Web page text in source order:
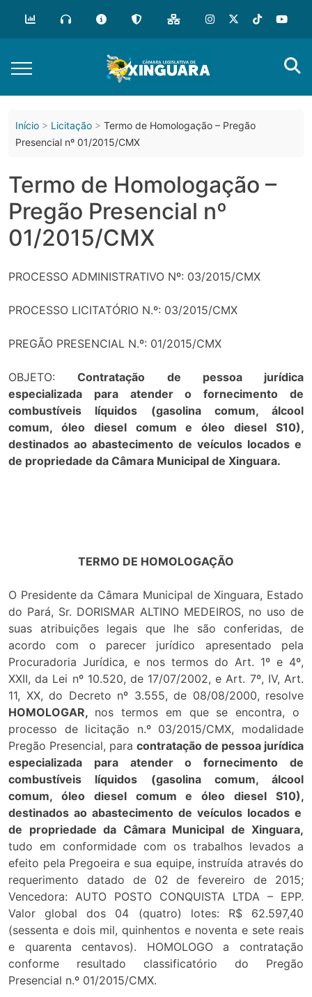
conteúdo
Início Licitação
Termo de Homologação – Pregão
Presencial nº 01/2015/CMX
Termo de Homologação –
Pregão Presencial nº
01/2015/CMX
PROCESSO ADMINISTRATIVO Nº: 03/2015/CMX
PROCESSO LICITATÓRIO N.º: 03/2015/CMX
PREGÃO PRESENCIAL N.º: 01/2015/CMX
OBJETO:Contratação de pessoa jurídica
especializada para atender o fornecimento de
combustíveis líquidos (gasolina comum, álcool
comum, óleo diesel comum e óleo diesel S10),
destinados ao abastecimento de veículos locados e
de propriedade da Câmara Municipal de Xinguara.
TERMO DE HOMOLOGAÇÃO
O Presidente da Câmara Municipal de Xinguara, Estado
do Pará, Sr. DORISMAR ALTINO MEDEIROS, no uso de
suas atribuições legais que lhe são conferidas, de
acordo com o parecer jurídico apresentado pela
Procuradoria Jurídica, e nos termos do Art. 1º e 4º,
XXII, da Lei nº 10.520, de 17/07/2002, e Art. 7º, IV, Art.
11, XX, do Decreto nº 3.555, de 08/08/2000, resolve
HOMOLOGAR, nos termos em que se encontra, o
processo de licitação n.º 03/2015/CMX, modalidade
Pregão Presencial, para contratação de pessoa jurídica
especializada para atender o fornecimento de
combustíveis líquidos (gasolina comum, álcool
comum, óleo diesel comum e óleo diesel S10),
destinados ao abastecimento de veículos locados e
de propriedade da Câmara Municipal de Xinguara,
tudo em conformidade com os trabalhos levados a
efeito pela Pregoeira e sua equipe, instruída através do
requerimento datado de 02 de fevereiro de 2015;
Vencedora: AUTO POSTO CONQUISTA LTDA – EPP.
Valor global dos 04 (quatro) lotes: R$ 62.597,40
(sessenta e dois mil, quinhentos e noventa e sete reais
e quarenta centavos). HOMOLOGO a contratação
conforme resultado classificatório do Pregão
Presencial n.º 01/2015/CMX.